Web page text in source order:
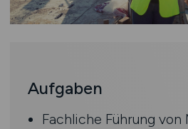
Aufgaben
Fachliche Führung von